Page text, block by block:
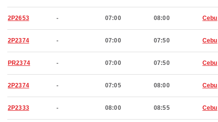
2P2653 - 07:00 08:00 Cebu
2P2374 - 07:00 07:50 Cebu
PR2374 - 07:00 07:50 Cebu
2P2374 - 07:05 08:00 Cebu
2P2333 - 08:00 08:55 Cebu